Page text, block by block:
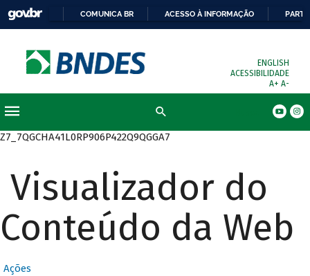
COMUNICA BR ACESSO À INFORMAÇÃO
ENGLISH
ACESSIBILIDADE
A+ A-
Z7_7QGCHA41L0RP906P422Q9QGGA7
Visualizador do
Conteúdo da Web
Ações